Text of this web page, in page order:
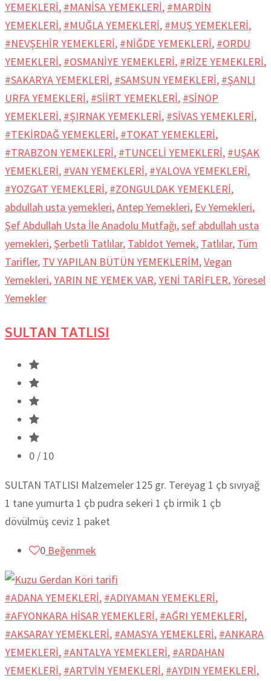
YEMEKLERİ, #MANİSA YEMEKLERİ, #MARDİN
YEMEKLERİ, #MUĞLA YEMEKLERİ, #MUŞ YEMEKLERİ,
#NEVŞEHİR YEMEKLERİ, #NİĞDE YEMEKLERİ, #ORDU
YEMEKLERİ, #OSMANİYE YEMEKLERİ, #RİZE YEMEKLERİ,
#SAKARYA YEMEKLERİ, #SAMSUN YEMEKLERİ, #ŞANLI
URFA YEMEKLERİ, #SİİRT YEMEKLERİ, #SİNOP
YEMEKLERİ, #ŞIRNAK YEMEKLERİ, #SİVAS YEMEKLERİ,
#TEKİRDAĞ YEMEKLERİ, #TOKAT YEMEKLERİ,
#TRABZON YEMEKLERİ, #TUNCELİ YEMEKLERİ, #UŞAK
YEMEKLERİ, #VAN YEMEKLERİ, #YALOVA YEMEKLERİ,
#YOZGAT YEMEKLERİ, #ZONGULDAK YEMEKLERİ,
abdullah usta yemekleri,Antep Yemekleri, Ev Yemekleri,
Şef Abdullah Usta İle Anadolu Mutfağı,sef abdullah usta
yemekleri, Şerbetli Tatlılar, Tabldot Yemek, Tatlılar, Tüm
Tarifler, TV YAPILAN BÜTÜN YEMEKLERİM,Vegan
Yemekleri,YARIN NE YEMEK VAR,YENİ TARİFLER,Yöresel
Yemekler
SULTAN TATLISI
0 / 10
SULTAN TATLISI Malzemeler 125 gr. Tereyag 1 çb sıvıyağ
1 tane yumurta 1 çb pudra sekeri 1 çb irmik 1 çb
dövülmüş ceviz 1 paket
0 Beğenmek
#ADANA YEMEKLERİ, #ADIYAMAN YEMEKLERİ,
#AFYONKARA HİSAR YEMEKLERİ, #AĞRI YEMEKLERİ,
#AKSARAY YEMEKLERİ, #AMASYA YEMEKLERİ, #ANKARA
YEMEKLERİ, #ANTALYA YEMEKLERİ, #ARDAHAN
YEMEKLERİ, #ARTVİN YEMEKLERİ, #AYDIN YEMEKLERİ,